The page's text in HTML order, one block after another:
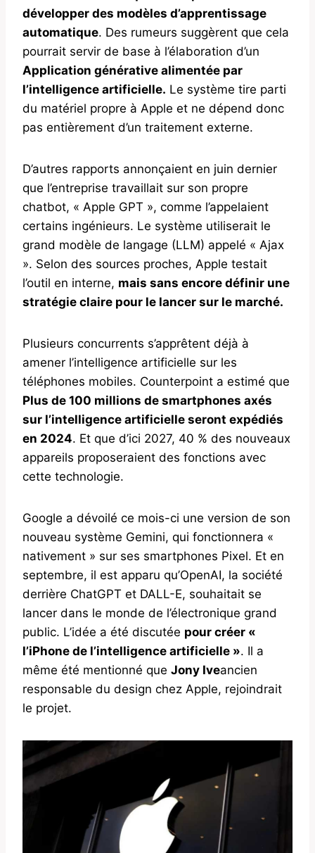
développer des modèles d’apprentissage
automatique. Des rumeurs suggèrent que cela
pourrait servir de base à l’élaboration d’un
Application générative alimentée par
l’intelligence artificielle. Le système tire parti
du matériel propre à Apple et ne dépend donc
pas entièrement d’un traitement externe.
D’autres rapports annonçaient en juin dernier
que l’entreprise travaillait sur son propre
chatbot, « Apple GPT », comme l’appelaient
certains ingénieurs. Le système utiliserait le
grand modèle de langage (LLM) appelé « Ajax
». Selon des sources proches, Apple testait
l’outil en interne, mais sans encore définir une
stratégie claire pour le lancer sur le marché.
Plusieurs concurrents s’apprêtent déjà à
amener l’intelligence artificielle sur les
téléphones mobiles. Counterpoint a estimé que
Plus de 100 millions de smartphones axés
sur l’intelligence artificielle seront expédiés
en 2024. Et que d’ici 2027, 40 % des nouveaux
appareils proposeraient des fonctions avec
cette technologie.
Google a dévoilé ce mois-ci une version de son
nouveau système Gemini, qui fonctionnera «
nativement » sur ses smartphones Pixel. Et en
septembre, il est apparu qu’OpenAI, la société
derrière ChatGPT et DALL-E, souhaitait se
lancer dans le monde de l’électronique grand
public. L’idée a été discutée pour créer «
l’iPhone de l’intelligence artificielle ». Il a
même été mentionné que Jony Iveancien
responsable du design chez Apple, rejoindrait
le projet.